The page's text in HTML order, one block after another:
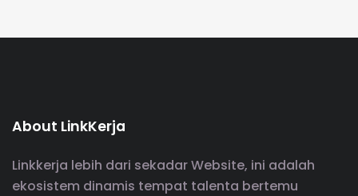
About LinkKerja
Linkkerja lebih dari sekadar Website, ini adalah
ekosistem dinamis tempat talenta bertemu